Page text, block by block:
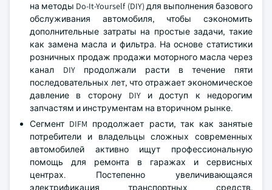
на методы Do-It-Yourself (DIY) для выполнения базового
обслуживания автомобиля, чтобы сэкономить
дополнительные затраты на простые задачи, такие
как замена масла и фильтра. На основе статистики
розничных продаж продажи моторного масла через
канал DIY продолжали расти в течение пяти
последовательных лет, что отражает экономическое
давление в сторону DIY и доступ к недорогим
запчастям и инструментам на вторичном рынке.
Сегмент DIFM продолжает расти, так как занятые
потребители и владельцы сложных современных
автомобилей активно ищут профессиональную
помощь для ремонта в гаражах и сервисных
центрах. Постепенно увеличивающаяся
электрификация транспортных средств,